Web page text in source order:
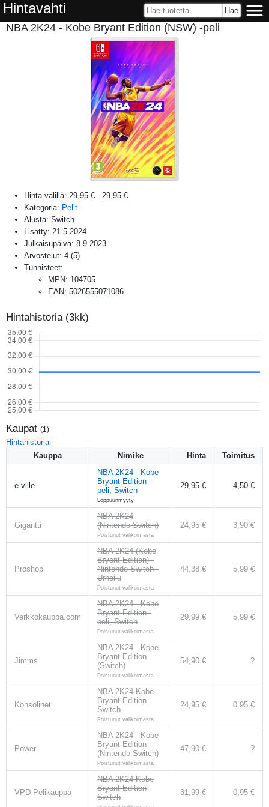
Hintavahti
NBA 2K24 - Kobe Bryant Edition (NSW) -peli
Hinta välillä: 29,95 € - 29,95 €
Kategoria: Pelit
Alusta: Switch
Lisätty: 21.5.2024
Julkaisupäivä: 8.9.2023
Arvostelut: 4 (5)
Tunnisteet:
MPN: 104705
EAN: 5026555071086
Hintahistoria (3kk)
Kaupat (1 )
Hintahistoria
Kauppa
Nimike Hinta Toimitus
e-ville
NBA 2K24 - Kobe
Bryant Edition -
peli, Switch
Loppuunmyyty
29,95 € 4,50 €
Gigantti
NBA 2K24
(Nintendo Switch)
Poistunut valikoimasta
24,95 € 3,90 €
Proshop
NBA 2K24 (Kobe
Bryant Edition) -
Nintendo Switch -
Urheilu
Poistunut valikoimasta
44,38 € 5,99 €
Verkkokauppa.com
NBA 2K24 - Kobe
Bryant Edition -
peli, Switch
Poistunut valikoimasta
29,99 € 5,99 €
Jimms
NBA 2K24 - Kobe
Bryant Edition
(Switch)
Poistunut valikoimasta
54,90 € ?
Konsolinet
NBA 2K24 Kobe
Bryant Edition
Switch
Poistunut valikoimasta
24,95 € 0,95 €
Power
NBA 2K24 - Kobe
Bryant Edition
(Nintendo Switch)
Poistunut valikoimasta
47,90 € ?
VPD Pelikauppa
NBA 2K24 Kobe
Bryant Edition
Switch
31,99 € 0,95 €